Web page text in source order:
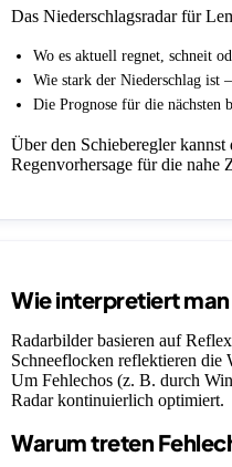
Das Niederschlagsradar für
Wo es aktuell regnet, schneit
Wie stark der Niederschlag ist
Die Prognose für die nächsten
Über den Schieberegler
Regenvorhersage für die nahe
Wie interpretiert
Radarbilder basieren auf
Schneeflocken reflektieren die
Um Fehlechos (z. B. durch
Radar kontinuierlich optimiert.
Warum treten